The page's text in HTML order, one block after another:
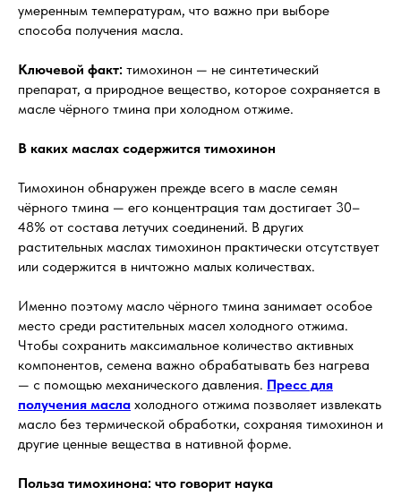
умеренным температурам, что важно при выборе
способа получения масла.
Ключевой факт: тимохинон — не синтетический
препарат, а природное вещество, которое сохраняется в
масле чёрного тмина при холодном отжиме.
В каких маслах содержится тимохинон
Тимохинон обнаружен прежде всего в масле семян
чёрного тмина — его концентрация там достигает 30–
48% от состава летучих соединений. В других
растительных маслах тимохинон практически отсутствует
или содержится в ничтожно малых количествах.
Именно поэтому масло чёрного тмина занимает особое
место среди растительных масел холодного отжима.
Чтобы сохранить максимальное количество активных
компонентов, семена важно обрабатывать без нагрева
— с помощью механического давления. Пресс для
получения масла холодного отжима позволяет извлекать
масло без термической обработки, сохраняя тимохинон и
другие ценные вещества в нативной форме.
Польза тимохинона: что говорит наука